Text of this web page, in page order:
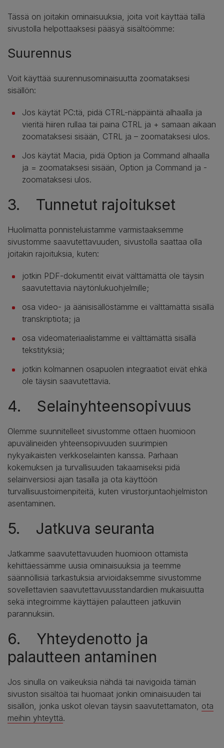
Tässä on joitakin ominaisuuksia, joita voit käyttää tällä
sivustolla helpottaaksesi pääsyä sisältöömme:
Suurennus
Voit käyttää suurennusominaisuutta zoomataksesi
sisällön:
Jos käytät PC:tä, pidä CTRL-näppäintä alhaalla ja
vieritä hiiren rullaa tai paina CTRL ja + samaan aikaan
zoomataksesi sisään, CTRL ja – zoomataksesi ulos.
Jos käytät Macia, pidä Option ja Command alhaalla
ja = zoomataksesi sisään, Option ja Command ja -
zoomataksesi ulos.
3. Tunnetut rajoitukset
Huolimatta ponnisteluistamme varmistaaksemme
sivustomme saavutettavuuden, sivustolla saattaa olla
joitakin rajoituksia, kuten:
jotkin PDF-dokumentit eivät välttämättä ole täysin
saavutettavia näytönlukuohjelmille;
osa video- ja äänisisällöstämme ei välttämättä sisällä
transkriptiota; ja
osa videomateriaalistamme ei välttämättä sisällä
tekstityksiä;
jotkin kolmannen osapuolen integraatiot eivät ehkä
ole täysin saavutettavia.
4. Selainyhteensopivuus
Olemme suunnitelleet sivustomme ottaen huomioon
apuvälineiden yhteensopivuuden suurimpien
nykyaikaisten verkkoselainten kanssa. Parhaan
kokemuksen ja turvallisuuden takaamiseksi pidä
selainversiosi ajan tasalla ja ota käyttöön
turvallisuustoimenpiteitä, kuten virustorjuntaohjelmiston
asentaminen.
5. Jatkuva seuranta
Jatkamme saavutettavuuden huomioon ottamista
kehittäessämme uusia ominaisuuksia ja teemme
säännöllisiä tarkastuksia arvioidaksemme sivustomme
sovellettavien saavutettavuusstandardien mukaisuutta
sekä integroimme käyttäjien palautteen jatkuviin
parannuksiin.
6. Yhteydenotto ja
palautteen antaminen
Jos sinulla on vaikeuksia nähdä tai navigoida tämän
sivuston sisältöä tai huomaat jonkin ominaisuuden tai
sisällön, jonka uskot olevan täysin saavutettamaton, ota
meihin yhteyttä.